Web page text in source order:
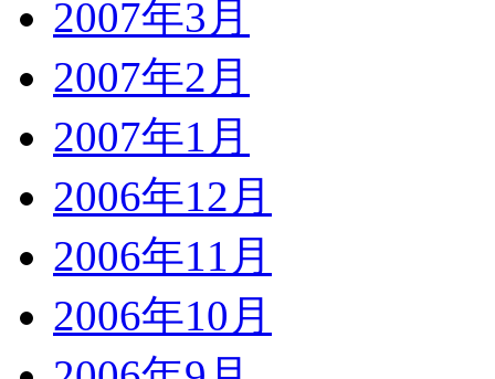
2007年3月
2007年2月
2007年1月
2006年12月
2006年11月
2006年10月